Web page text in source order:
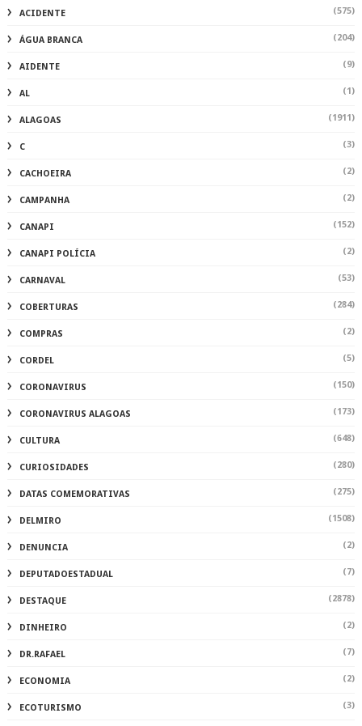
ACIDENTE (575)
ÁGUA BRANCA (204)
AIDENTE (9)
AL (1)
ALAGOAS (1911)
C (3)
CACHOEIRA (2)
CAMPANHA (2)
CANAPI (152)
CANAPI POLÍCIA (2)
CARNAVAL (53)
COBERTURAS (284)
COMPRAS (2)
CORDEL (5)
CORONAVIRUS (150)
CORONAVIRUS ALAGOAS (173)
CULTURA (648)
CURIOSIDADES (280)
DATAS COMEMORATIVAS (275)
DELMIRO (1508)
DENUNCIA (2)
DEPUTADOESTADUAL (7)
DESTAQUE (2878)
DINHEIRO (2)
DR.RAFAEL (7)
ECONOMIA (2)
ECOTURISMO (3)